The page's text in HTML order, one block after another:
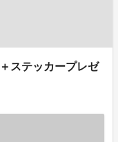
ステッカープレゼ